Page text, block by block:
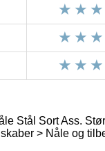
Stål Sort Ass.
> Nåle og